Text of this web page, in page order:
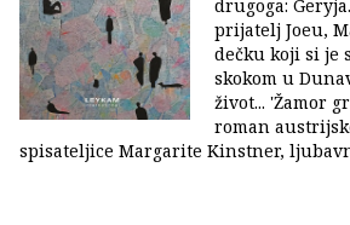
drugoga:
prijatelj Joeu,
dečku koji si je
skokom u
život... 'Žamor
roman
spisateljice Margarite Kinstner,